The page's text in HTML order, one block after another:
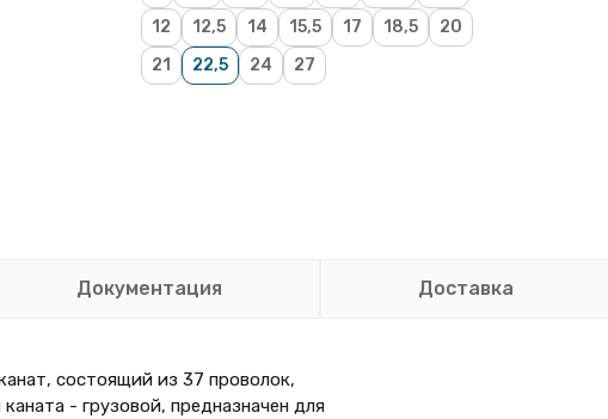
12
12,5 14 15,5 17 18,5
20
21
22,5 24 27
Документация Доставка
состоящий из 37 проволок,
- грузовой, предназначен для